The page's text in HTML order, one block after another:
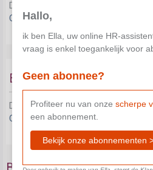
Dit document is niet beschikbaar in je
Contacteer ons
Bijzondere situatie:
Dit document is niet beschikbaar in
Contacteer onsom je verder te helpen.
Hallo,
ik ben Ella, uw online HR-
vraag is enkel toegankelijk voor
Geen abonnee?
Profiteer nu van onze scherpe
een abonnement.
Bekijk onze abonnementen